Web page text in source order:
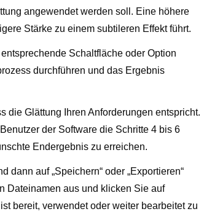
angewendet werden soll. Eine höhere
Stärke zu einem subtileren Effekt führt.
Schaltfläche oder Option
durchführen und das Ergebnis
die Glättung Ihren Anforderungen entspricht.
der Software die Schritte 4 bis 6
Endergebnis zu erreichen.
dann auf „Speichern“ oder „Exportieren“
Dateinamen aus und klicken Sie auf
bereit, verwendet oder weiter bearbeitet zu